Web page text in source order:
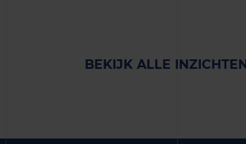
BEKIJK ALLE INZICHTEN